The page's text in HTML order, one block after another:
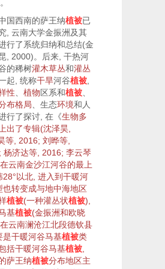
国西南的萨王纳植被已
, 云南大学金振洲及其
行了系统归纳和总结(金
, 2000)。后来, 干热河
的稀树灌木草丛和灌丛
起, 统称干旱河谷植被,
性 植物区系和植被、
布格局 、生态环境和人
行了探讨, 在《生物多
出了专辑(沈泽昊,
等, 2016; 刘晔等,
杨济达等, 2016; 李云琴
云南金沙江河谷的最上
28°以北, 进入到干暖河
也转变成与地中海地区
植被(一种灌丛状植被),
基植被(金振洲和欧晓
云南澜沧江北段德钦县
是干暖河谷马基植被类
括干暖河谷马基植被,
萨王纳植被分布地区主